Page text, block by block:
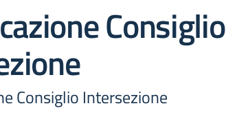
Consiglio
Consiglio Intersezione